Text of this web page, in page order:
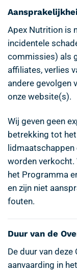
Apex Nutrition is
incidentele
commissies) als
affiliates, verlies
andere gevolgen
onze website(s).
Wij geven geen
betrekking tot
worden verkocht.
het Programma
en zijn niet
fouten.
Duur van de
De duur van
aanvaarding in